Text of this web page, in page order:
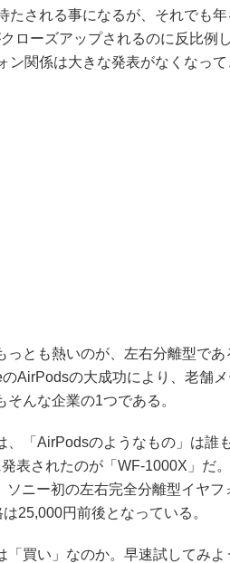
される事になるが、それでも年
ローズアップされるのに反比例
ン関係は大きな発表がなくなっ
とも熱いのが、左右分離型であ
AirPodsの大成功により、老舗
んな企業の1つである。
「AirPodsのようなもの」は誰
表されたのが「WF-1000X」だ
ニー初の左右完全分離型イヤフ
25,000円前後となっている。
買い」なのか。早速試してみよ